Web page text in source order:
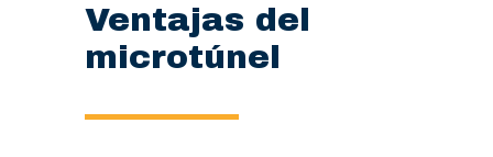
Ventajas del
microtúnel